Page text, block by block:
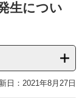
生につい
日：2021年8月27日